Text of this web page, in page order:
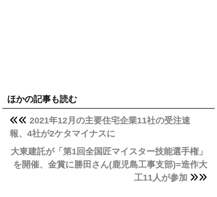
ほかの記事も読む
2021年12月の主要住宅企業11社の受注速
報、4社が2ケタマイナスに
大東建託が「第1回全国匠マイスター技能選手権」
を開催、金賞に勝田さん(鹿児島工事支部)=造作大
工11人が参加